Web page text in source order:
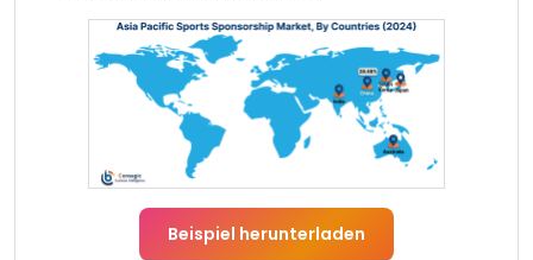
Beispiel herunterladen